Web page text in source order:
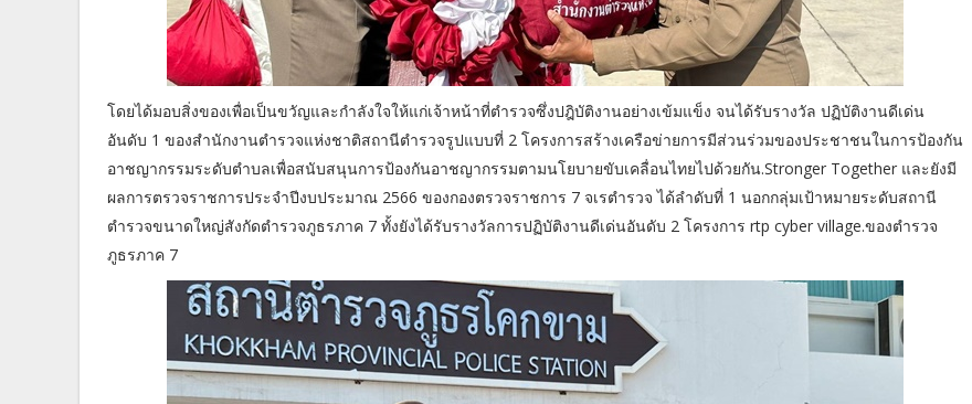
โดยได้มอบสิ่งของเพื่อเป็นขวัญและกำลังใจให้แก่เจ้าหน้าที่ตำรวจซึ่งปฎิบัติงานอย่างเข้มแข็ง จนได้รับรางวัล ปฏิบัติงานดีเด่น
อันดับ 1 ของสำนักงานตำรวจแห่งชาติสถานีตำรวจรูปแบบที่ 2 โครงการสร้างเครือข่ายการมีส่วนร่วมของประชาชนในการป้องกัน
อาชญากรรมระดับตำบลเพื่อสนับสนุนการป้องกันอาชญากรรมตามนโยบายขับเคลื่อนไทยไปด้วยกัน.Stronger Together และยังมี
ผลการตรวจราชการประจำปีงบประมาณ 2566 ของกองตรวจราชการ 7 จเรตำรวจ ได้ลำดับที่ 1 นอกกลุ่มเป้าหมายระดับสถานี
ตำรวจขนาดใหญ่สังกัดตำรวจภูธรภาค 7 ทั้งยังได้รับรางวัลการปฏิบัติงานดีเด่นอันดับ 2 โครงการ rtp cyber​ village.ของตำรวจ
ภูธรภาค 7